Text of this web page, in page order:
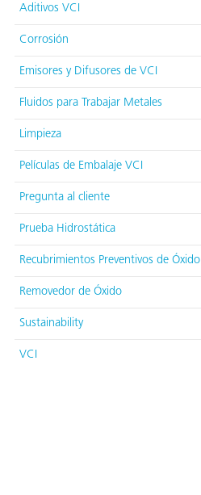
Aditivos VCI
Corrosión
Emisores y Difusores de VCI
Fluidos para Trabajar Metales
Limpieza
Películas de Embalaje VCI
Pregunta al cliente
Prueba Hidrostática
Recubrimientos Preventivos de Óxido
Removedor de Óxido
Sustainability
VCI